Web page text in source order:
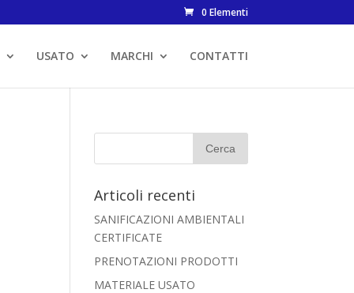
0 Elementi
USATO MARCHI CONTATTI
Articoli recenti
SANIFICAZIONI AMBIENTALI
CERTIFICATE
PRENOTAZIONI PRODOTTI
MATERIALE USATO